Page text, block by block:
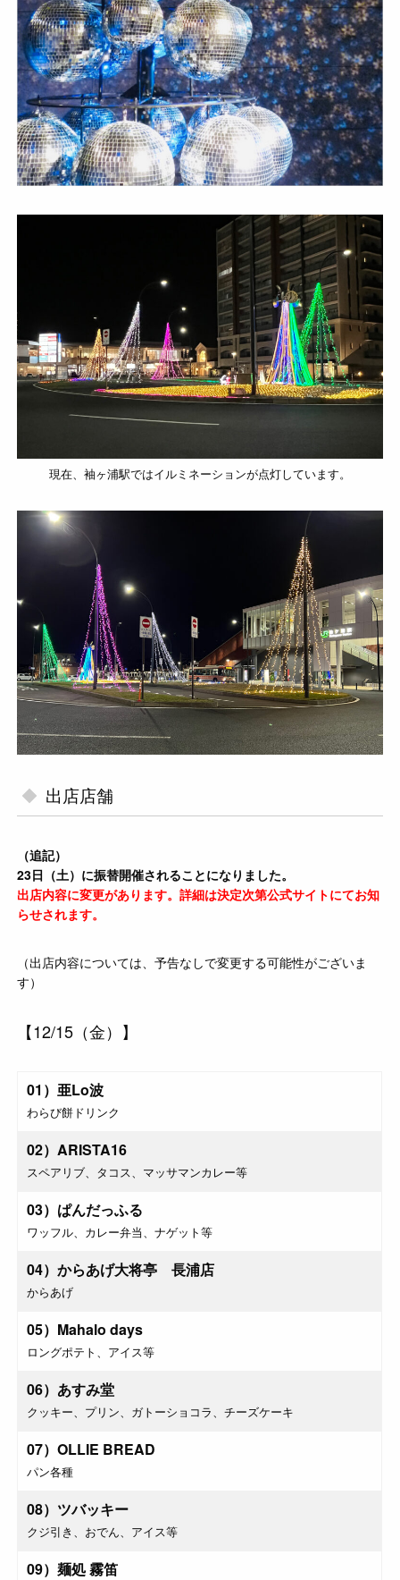
現在、袖ヶ浦駅ではイルミネーションが点灯しています。
出店店舗
（追記）
23日（土）に振替開催されることになりました。
出店内容に変更があります。詳細は決定次第公式サイトにてお知
らせされます。
（出店内容については、予告なしで変更する可能性がございま
す）
【12/15（金）】
01）亜Lo波
わらび餅ドリンク
02）ARISTA16
スペアリブ、タコス、マッサマンカレー等
03）ぱんだっふる
ワッフル、カレー弁当、ナゲット等
04）からあげ大将亭 長浦店
からあげ
05）Mahalo days
ロングポテト、アイス等
06）あすみ堂
クッキー、プリン、ガトーショコラ、チーズケーキ
07）OLLIE BREAD
パン各種
08）ツバッキー
クジ引き、おでん、アイス等
09）麺処 霧笛